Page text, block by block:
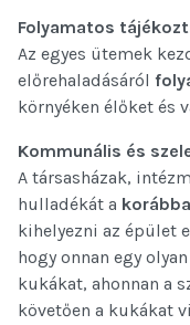
Folyamatos
Az egyes ütemek
előrehaladásáról
környéken élőket és
Kommunális és
A társasházak,
hulladékát a
kihelyezni az épület
hogy onnan egy
kukákat, ahonnan a
követően a kukákat